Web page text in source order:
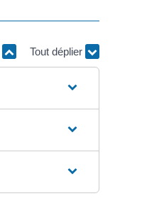
Tout déplier